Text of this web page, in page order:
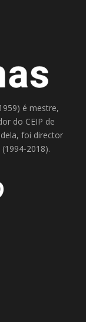
é mestre,
do CEIP de
foi director
(1994-2018).